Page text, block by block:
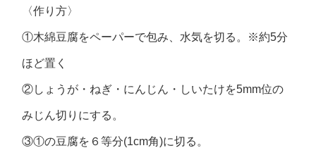
〈作り方〉
①木綿豆腐をペーパーで包み、水気を切る。※約5分
ほど置く
②しょうが・ねぎ・にんじん・しいたけを5mm位の
みじん切りにする。
③①の豆腐を６等分(1cm角)に切る。